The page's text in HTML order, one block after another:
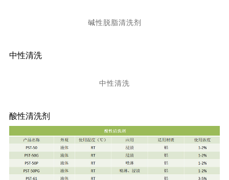
碱性脱脂清洗剂
中性清洗
中性清洗
酸性清洗剂